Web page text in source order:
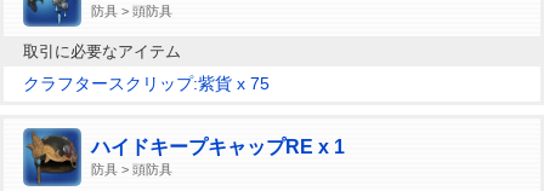
防具 > 頭防具
取引に必要なアイテム
クラフタースクリップ:紫貨 x 75
ハイドキープキャップRE x 1
防具 > 頭防具